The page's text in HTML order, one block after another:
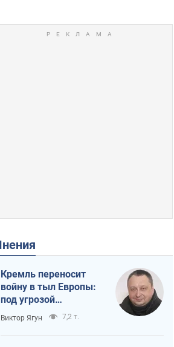
Мнения
Кремль переносит
войну в тыл Европы:
под угрозой
критическая
логистика
Виктор Ягун 7,2 т.